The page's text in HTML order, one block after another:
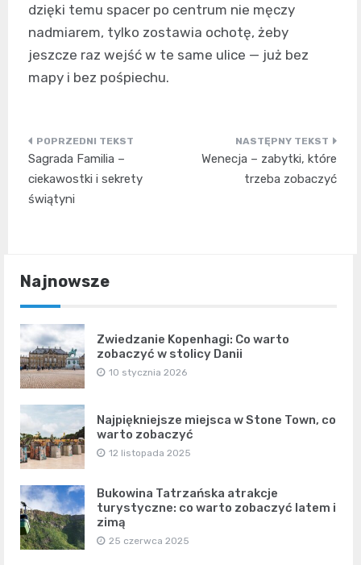
dzięki temu spacer po centrum nie męczy
nadmiarem, tylko zostawia ochotę, żeby
jeszcze raz wejść w te same ulice — już bez
mapy i bez pośpiechu.
Nawigacja
wpisu
Sagrada Familia –
ciekawostki i sekrety
świątyni
Wenecja – zabytki, które
trzeba zobaczyć
Najnowsze
Zwiedzanie Kopenhagi: Co warto
zobaczyć w stolicy Danii
10 stycznia 2026
Najpiękniejsze miejsca w Stone Town, co
warto zobaczyć
12 listopada 2025
Bukowina Tatrzańska atrakcje
turystyczne: co warto zobaczyć latem i
zimą
25 czerwca 2025